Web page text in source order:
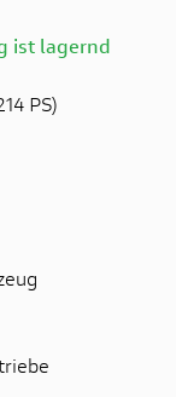
ist lagernd
PS)